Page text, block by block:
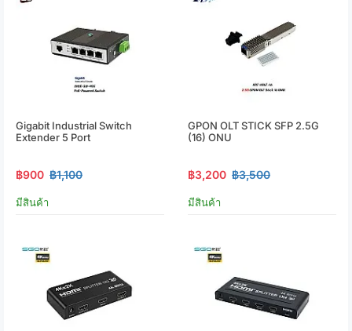
Gigabit Industrial Switch
Extender 5 Port
฿900 ฿1,100
มีสินค้า
GPON OLT STICK SFP 2.5G
(16) ONU
฿3,200 ฿3,500
มีสินค้า